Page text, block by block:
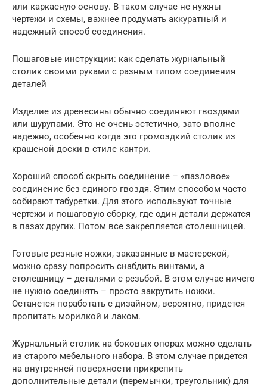
или каркасную основу. В таком случае не нужны
чертежи и схемы, важнее продумать аккуратный и
надежный способ соединения.
Пошаговые инструкции: как сделать журнальный
столик своими руками с разным типом соединения
деталей
Изделие из древесины обычно соединяют гвоздями
или шурупами. Это не очень эстетично, зато вполне
надежно, особенно когда это громоздкий столик из
крашеной доски в стиле кантри.
Хороший способ скрыть соединение – «пазловое»
соединение без единого гвоздя. Этим способом часто
собирают табуретки. Для этого используют точные
чертежи и пошаговую сборку, где один детали держатся
в пазах других. Потом все закрепляется столешницей.
Готовые резные ножки, заказанные в мастерской,
можно сразу попросить снабдить винтами, а
столешницу – деталями с резьбой. В этом случае ничего
не нужно соединять – просто закрутить ножки.
Останется поработать с дизайном, вероятно, придется
пропитать морилкой и лаком.
Журнальный столик на боковых опорах можно сделать
из старого мебельного набора. В этом случае придется
на внутренней поверхности прикрепить
дополнительные детали (перемычки, треугольник) для